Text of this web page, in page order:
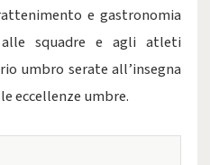
e gastronomia
squadre e agli atleti
umbro serate all’insegna
eccellenze umbre.